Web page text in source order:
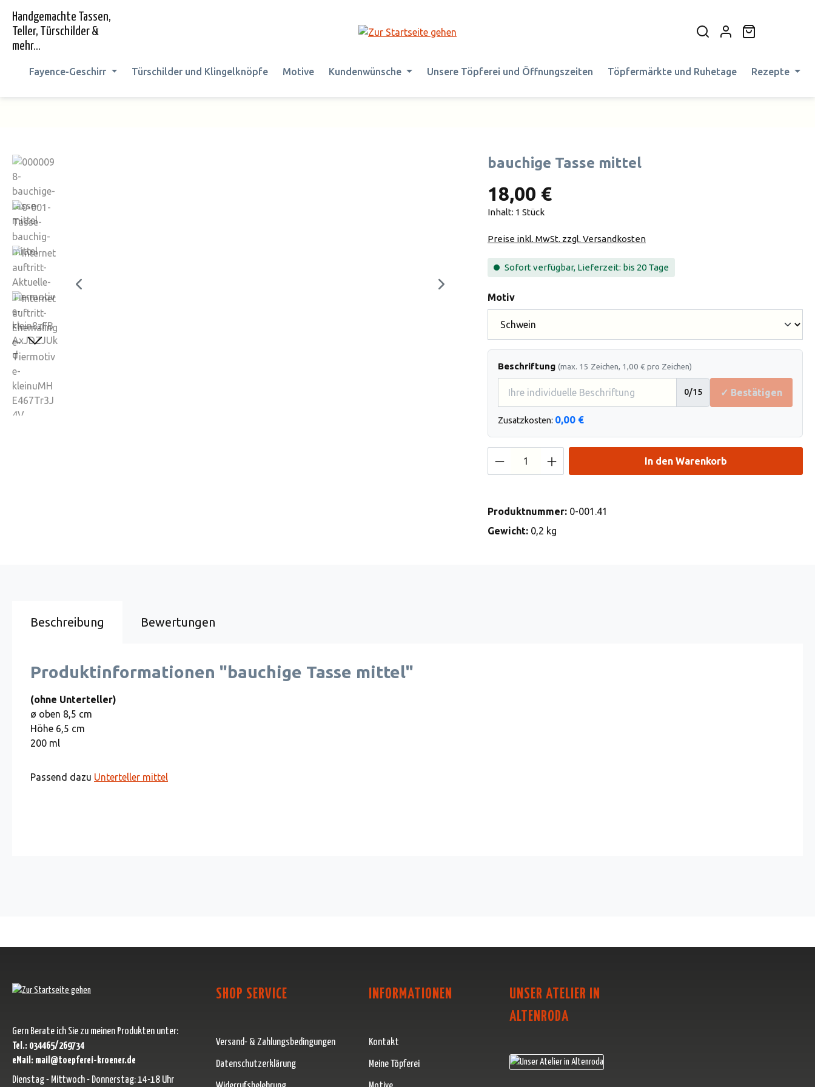
Zur Hauptnavigation springen
Handgemachte Tassen,
Teller, Türschilder &
mehr...
Fayence-Geschirr Türschilder und Klingelknöpfe Motive Kundenwünsche Unsere Töpferei und Öffnungszeiten Töpfermärkte und Ruhetage Rezepte
Bildergalerie überspringen bauchige Tasse mittel
18,00 €
Inhalt: 1 Stück
Preise inkl. MwSt. zzgl. Versandkosten
Sofort verfügbar, Lieferzeit: bis 20 Tage
Motivauswählen
Beschriftung (max. 15 Zeichen, 1,00 € pro Zeichen)
0/15 ✓ Bestätigen
Zusatzkosten: 0,00 €
Produkt Anzahl: Gib den gewünschten Wert
In den Warenkorb
Produktnummer: 0-001.41
Gewicht: 0,2 kg
Beschreibung Bewertungen
Produktinformationen "bauchige Tasse mittel"
(ohne Unterteller)
ø oben 8,5 cm
Höhe 6,5 cm
200 ml
Passend dazu Unterteller mittel
Gern Berate ich Sie zu meinen Produkten unter:
Tel.: 034465/269734
eMail: mail@toepferei-kroener.de
Dienstag - Mittwoch - Donnerstag: 14-18 Uhr
SHOP SERVICE
Versand- & Zahlungsbedingungen
Datenschutzerklärung
INFORMATIONEN
Kontakt
Meine Töpferei
UNSER ATELIER IN
ALTENRODA